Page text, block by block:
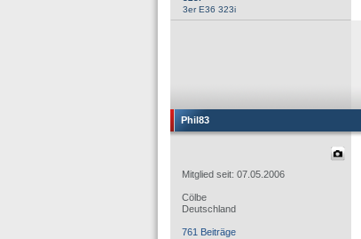
3er E36 323i
Phil83
Mitglied seit: 07.05.2006
Cölbe
Deutschland
761 Beiträge